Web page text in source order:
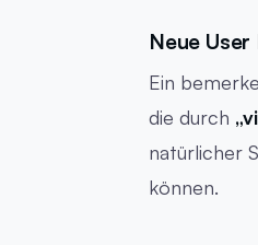
Neue
Ein
die durch
natürlicher
können.